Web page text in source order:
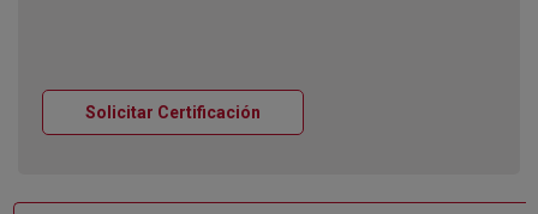
Solicitar Certificación